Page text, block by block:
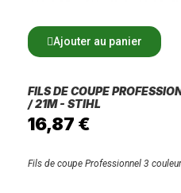
Ajouter au panier
FILS DE COUPE
/ 21M - STIHL
16,87 €
Fils de coupe Professionnel 3